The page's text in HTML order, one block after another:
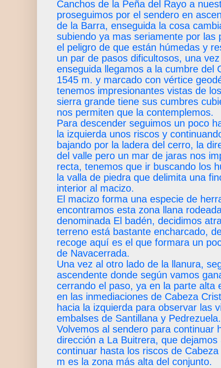
Canchos de la Peña del Rayo a
proseguimos por el sendero en
de la Barra, enseguida la cosa
subiendo ya mas seriamente por las
el peligro de que están húmedas y
un par de pasos dificultosos, una
enseguida llegamos a la cumbre del
1545 m. y marcado con vértice
tenemos impresionantes vistas de
sierra grande tiene sus cumbres
nos permiten que la contemplemos.
Para descender seguimos un poco
la izquierda unos riscos y
bajando por la ladera del cerro, la
del valle pero un mar de jaras nos
recta, tenemos que ir buscando los
la valla de piedra que delimita una
interior al macizo.
El macizo forma una especie de
encontramos esta zona llana
denominada El badén, decidimos
terreno está bastante encharcado,
recoge aquí es el que formara un
de Navacerrada.
Una vez al otro lado de la llanura,
ascendente donde según vamos
cerrando el paso, ya en la parte alta
en las inmediaciones de Cabeza
hacia la izquierda para observar las
embalses de Santillana y Pedrezuela.
Volvemos al sendero para continuar
dirección a La Buitrera, que
continuar hasta los riscos de
m es la zona más alta del conjunto.